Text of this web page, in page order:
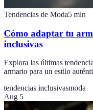
Tendencias de Moda5 min
Cómo adaptar tu
inclusivas
Explora las últimas
armario para un estilo
tendencias inclusivasmoda
Aug 5